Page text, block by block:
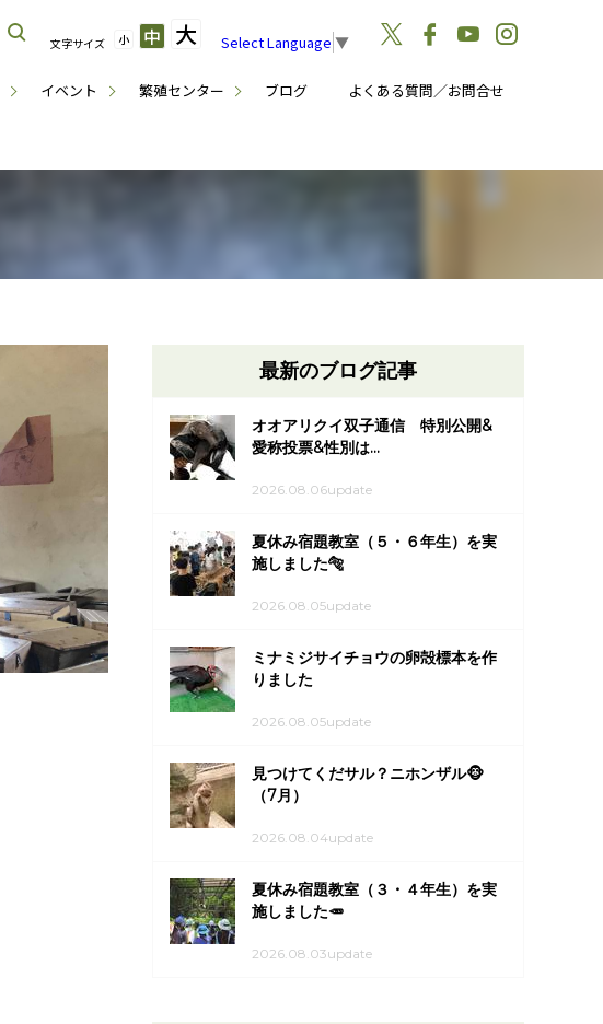
イベント 繁殖センター ブログ よくある質問／お問合せ
文字サイズ 小 中 大 Select Language ▼
最新のブログ記事
オオアリクイ双子通信 特別公開&
愛称投票&性別は...
2026.08.06update
夏休み宿題教室（５・６年生）を実
施しました🐅
2026.08.05update
ミナミジサイチョウの卵殻標本を作
りました
2026.08.05update
見つけてくだサル？ニホンザル🐵
（7月）
2026.08.04update
夏休み宿題教室（３・４年生）を実
施しました🥕
2026.08.03update